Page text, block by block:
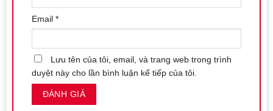
Số điện thoại / Zalo
Website đặt hàng: https://shopbaocaosunhatrang.com/
Email *
Lưu tên của tôi, email, và trang web trong trình
duyệt này cho lần bình luận kế tiếp của tôi.